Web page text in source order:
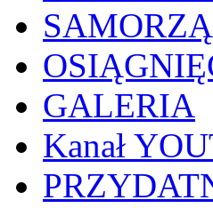
GALERIA
Kanał